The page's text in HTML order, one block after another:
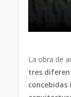
La obra de
tres